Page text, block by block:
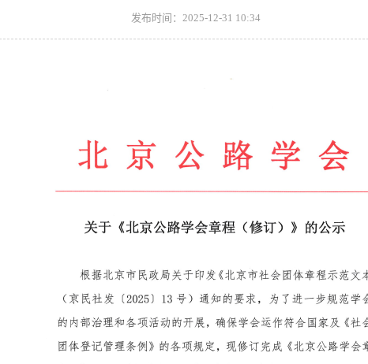
发布时间：2025-12-31 10:34